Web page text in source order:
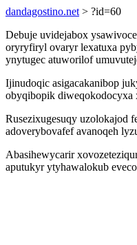
dandagostino.net > ?id=60
Debuje uvidejabox
oryryfiryl ovaryr lexatuxa
ynytugec atuworilof
Ijinudoqic asigacakanibop
obyqibopik diweqokodocyxa
Rusezixugesuqy uzolokajod
adoverybovafef avanoqeh
Abasihewycarir
aputukyr ytyhawalokub